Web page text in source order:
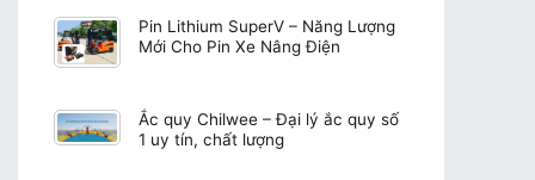
Pin Lithium SuperV – Năng Lượng
Mới Cho Pin Xe Nâng Điện
Ắc quy Chilwee – Đại lý ắc quy số
1 uy tín, chất lượng